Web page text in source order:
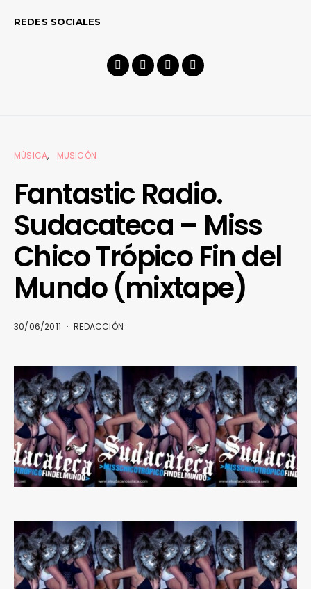
REDES SOCIALES
MÚSICA MUSICÓN
Fantastic Radio.
Sudacateca – Miss
Chico Trópico Fin del
Mundo (mixtape)
30/06/2011 REDACCIÓN